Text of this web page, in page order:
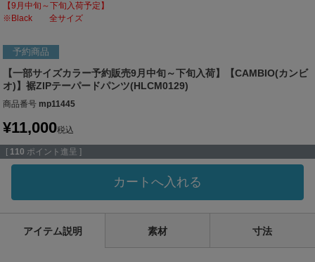
【9月中旬～下旬入荷予定】
※Black 全サイズ
予約商品
【一部サイズカラー予約販売9月中旬～下旬入荷】【CAMBIO(カンビ
オ)】裾ZIPテーパードパンツ(HLCM0129)
商品番号 mp11445
¥11,000税込
[ 110 ポイント進呈 ]
カートへ入れる
アイテム説明 素材 寸法